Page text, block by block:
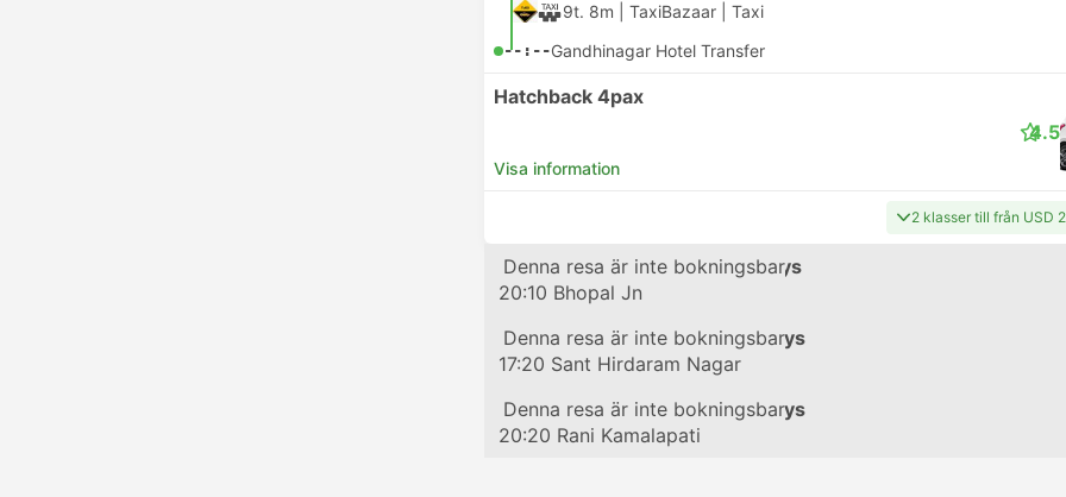
9t. 8m | TaxiBazaar Taxi
--:--Gandhinagar Hotel Transfer
Hatchback 4pax
Visa information
4.5
2 klasser till från USD
Tåg#11466 med Indian Railways
20:10 Bhopal Jn
Denna resa är inte bokningsbar
Tåg#19490 med Indian Railways
17:20 Sant Hirdaram Nagar
Denna resa är inte bokningsbar
Tåg#19484 med Indian Railways
20:20 Rani Kamalapati
Denna resa är inte bokningsbar